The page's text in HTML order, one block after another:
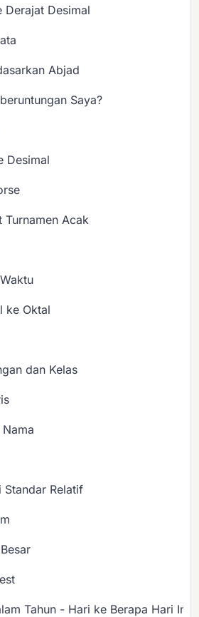
Derajat Desimal
Abjad
Saya?
Desimal
Turnamen Acak
ke Oktal
dan Kelas
Standar Relatif
Tahun - Hari ke Berapa Hari Ini?